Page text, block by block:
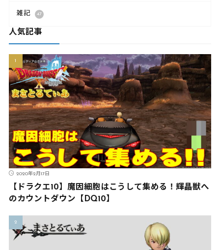
雑記 47
人気記事
2020年2月17日
【ドラクエ10】魔因細胞はこうして集める！輝晶獣へ
のカウントダウン【DQ10】